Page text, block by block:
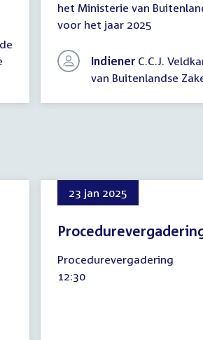
het Ministerie van
voor het jaar 2025
Indiener C.C.J.
van Buitenlandse
23 jan 2025
januari
2025
Procedurevergadering
Tijd
12:30